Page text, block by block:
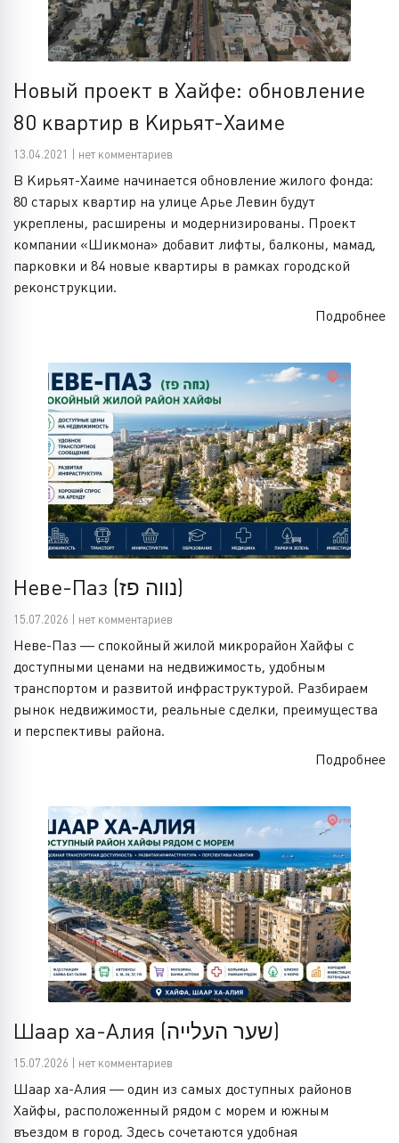
Новый проект в Хайфе: обновление
80 квартир в Кирьят-Хаиме
13.04.2021 | нет комментариев
В Кирьят-Хаиме начинается обновление жилого фонда:
80 старых квартир на улице Арье Левин будут
укреплены, расширены и модернизированы. Проект
компании «Шикмона» добавит лифты, балконы, мамад,
парковки и 84 новые квартиры в рамках городской
реконструкции.
Подробнее
Неве-Паз (נווה פז)
15.07.2026 | нет комментариев
Неве-Паз — спокойный жилой микрорайон Хайфы с
доступными ценами на недвижимость, удобным
транспортом и развитой инфраструктурой. Разбираем
рынок недвижимости, реальные сделки, преимущества
и перспективы района.
Подробнее
Шаар ха-Алия (שער העלייה)
15.07.2026 | нет комментариев
Шаар ха-Алия — один из самых доступных районов
Хайфы, расположенный рядом с морем и южным
въездом в город. Здесь сочетаются удобная